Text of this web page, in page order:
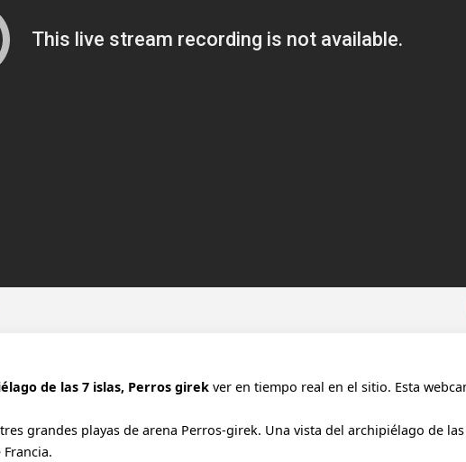
de las 7 islas, Perros girek ver en tiempo real en el sitio. Esta
grandes playas de arena Perros-girek. Una vista del archipiélago de